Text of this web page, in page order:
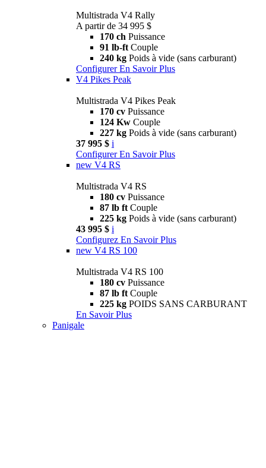
Multistrada V4 Rally
A partir de 34 995 $
170 ch Puissance
91 lb-ft Couple
240 kg Poids à vide (sans carburant)
Configurer En Savoir Plus
V4 Pikes Peak
Multistrada V4 Pikes Peak
170 cv Puissance
124 Kw Couple
227 kg Poids à vide (sans carburant)
37 995 $ i
Configurer En Savoir Plus
new V4 RS
Multistrada V4 RS
180 cv Puissance
87 lb ft Couple
225 kg Poids à vide (sans carburant)
43 995 $ i
Configurez En Savoir Plus
new V4 RS 100
Multistrada V4 RS 100
180 cv Puissance
87 lb ft Couple
225 kg POIDS SANS CARBURANT
En Savoir Plus
Panigale